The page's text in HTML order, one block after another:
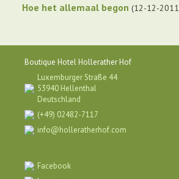
Hoe het allemaal begon 12-12-2011
Boutique Hotel Hollerather Hof
Luxemburger Straße 44
53940 Hellenthal
Deutschland
(+49) 02482-7117
info@holleratherhof.com
Facebook